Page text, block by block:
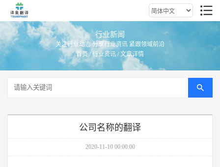
行业新闻
关注行业动态 分享行业资讯 紧跟领域前沿
首页/行业资讯 / 文章详情
公司名称的翻译
2020-11-10 00:00:00